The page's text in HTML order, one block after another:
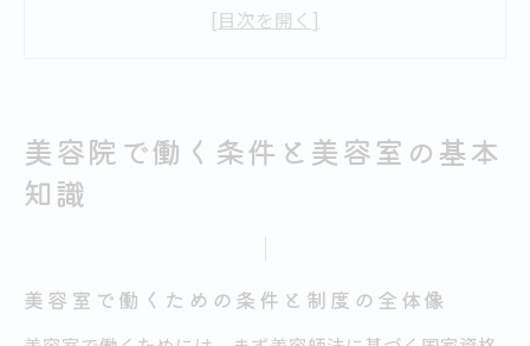
美容室で必要な資格や制度のポイント解説
資格が必要な美容室業務と無資格でできる範囲
無資格でできる美容室内の業務とその範囲
美容師資格と無資格業務の違いを正しく知
る
美容院で働く条件と美容室の基本
知識
美容室で働くための条件と制度の全体像